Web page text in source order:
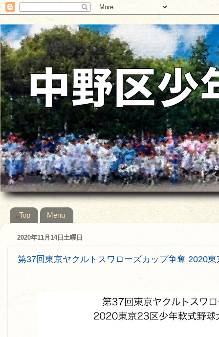
Top Menu
2020年11月14日土曜日
第37回東京ヤクルトスワローズカップ争奪 2020